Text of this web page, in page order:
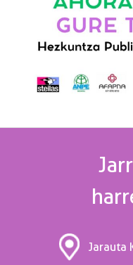
Jarauta